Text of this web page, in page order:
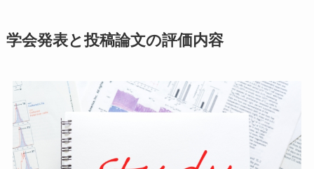
学会発表と投稿論文の評価内容